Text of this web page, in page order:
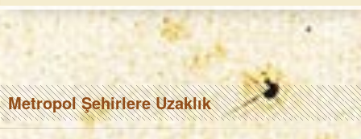
Metropol Şehirlere Uzaklık